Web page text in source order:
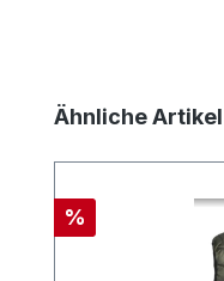
Produktgalerie
Ähnliche Artikel
Rabatt
%